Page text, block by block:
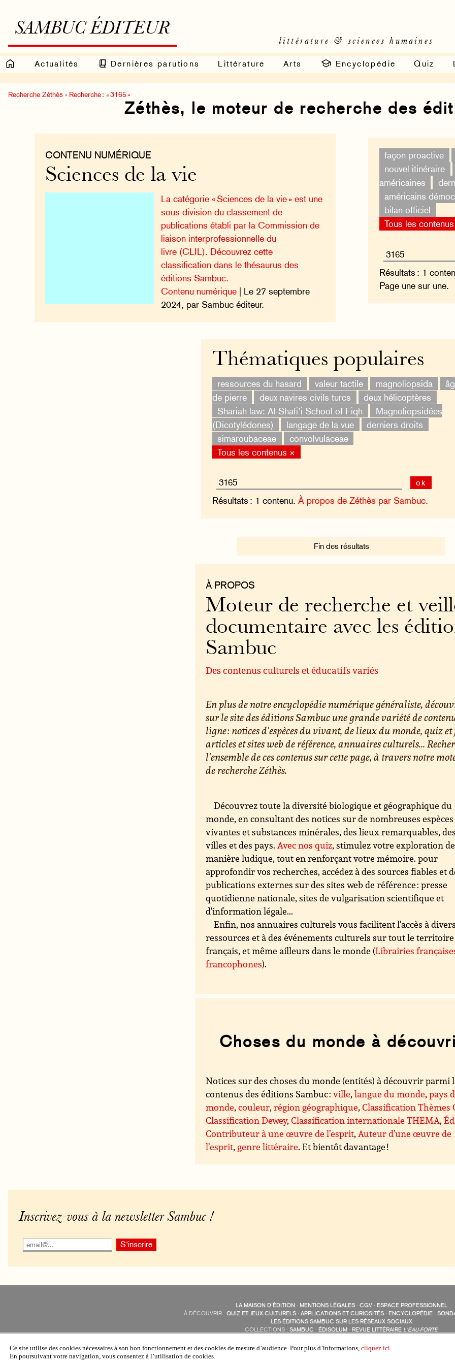
SAMBUC ÉDITEUR
littérature & sciences humaines
Actualités Dernières parutions Littérature Arts Encyclopédie Quiz
Recherche Zéthès › Recherche : « 3165 »
Zéthès, le moteur de recherche des
façon proactive
nouvel itinéraire
américaines
américains
bilan officiel
Tous les
Résultats : 1
Page une sur une.
CONTENU NUMÉRIQUE
Sciences de la vie
La catégorie « Sciences de la vie » est une
sous-division du classement de
publications établi par la Commission de
liaison interprofessionnelle du
livre (CLIL). Découvrez cette
classification dans le thésaurus des
éditions Sambuc.
Contenu numérique | Le 27 septembre
2024, par Sambuc éditeur.
Thématiques populaires
ressources du hasard valeur tactile magnoliopsida
de pierre
deux navires civils turcs
deux hélicoptères
Shariah law: Al-Shafi’i School of Fiqh
Magnoliopsidées
(Dicotylédones)
langage de la vue
derniers droits
simaroubaceae
convolvulaceae
Tous les contenus ×
ok
Résultats : 1 contenu. À propos de Zéthès par Sambuc.
Fin des résultats
À PROPOS
Moteur de recherche et
documentaire avec les
Sambuc
Des contenus culturels et éducatifs variés
En plus de notre encyclopédie numérique généraliste,
sur le site des éditions Sambuc une grande variété de
ligne : notices d'espèces du vivant, de lieux du monde, quiz et
articles et sites web de référence, annuaires culturels...
l'ensemble de ces contenus sur cette page, à travers notre
de recherche Zéthès.
Découvrez toute la diversité biologique et géographique du
monde, en consultant des notices sur de nombreuses espèces
vivantes et substances minérales, des lieux remarquables, des
villes et des pays. Avec nos quiz, stimulez votre exploration de
manière ludique, tout en renforçant votre mémoire. pour
approfondir vos recherches, accédez à des sources fiables et
publications externes sur des sites web de référence : presse
quotidienne nationale, sites de vulgarisation scientifique et
d'information légale...
Enfin, nos annuaires culturels vous facilitent l'accès à
ressources et à des événements culturels sur tout le territoire
français, et même ailleurs dans le monde (Librairies
francophones).
Choses du monde à
Notices sur des choses du monde (entités) à découvrir parmi
contenus des éditions Sambuc :ville,langue du monde,pays
monde,couleur,région géographique,Classification Thèmes
Classification Dewey,Classification internationale THEMA,
Contributeur à une œuvre de l’esprit,Auteur d’une œuvre de
l’esprit, genre littéraire. Et bientôt davantage !
Inscrivez-vous à la newsletter Sambuc !
LA MAISON D’ÉDITION · MENTIONS LÉGALES· CGV· ESPACE PROFESSIONNEL
À DÉCOUVRIR : QUIZ ET JEUX CULTURELS · APPLICATIONS ET CURIOSITÉS · ENCYCLOPÉDIE ·
LES ÉDITIONS SAMBUC SUR LES RÉSEAUX SOCIAUX
COLLECTIONS : SAMBUC · ÉDISOLUM · REVUE LITTÉRAIRE L’EAU-FORTE
Ce site utilise des cookies nécessaires à son bon fonctionnement et des cookies de mesure d’audience. Pour plus d’informations, cliquez ici.
En poursuivant votre navigation, vous consentez à l’utilisation de cookies.